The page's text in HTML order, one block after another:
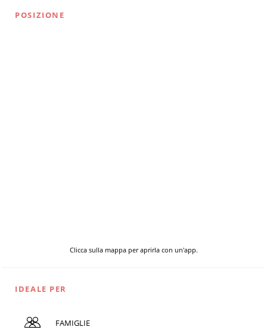
POSIZIONE
Clicca sulla mappa per aprirla con un'app.
IDEALE PER
FAMIGLIE